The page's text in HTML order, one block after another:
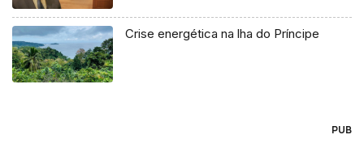
Crise energética na lha do Príncipe
PUB